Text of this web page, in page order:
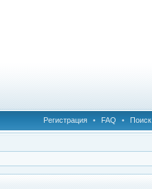
Регистрация • FAQ • Поиск